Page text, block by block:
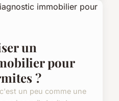
un
pour
?
un peu comme une